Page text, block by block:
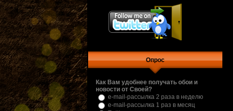
Опрос
Как Вам удобнее получать обои и
новости от Своей?
e-mail-рассылка 2 раза в неделю
e-mail-рассылка 1 раз в месяц